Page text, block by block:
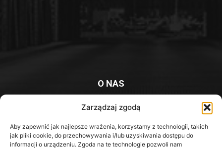
Zarządzaj zgodą
Aby zapewnić jak najlepsze wrażenia, korzystamy z technologii, takich
jak pliki cookie, do przechowywania i/lub uzyskiwania dostępu do
informacji o urządzeniu. Zgoda na te technologie pozwoli nam
O NAS
Platforma informacyjna mieszkańców Knurowa i okolic
Kontakt z redakcją:redakcja@iknurow.pl